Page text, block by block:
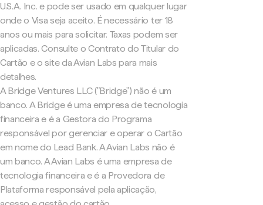
U.S.A. Inc. e pode ser usado em qualquer lugar
onde o Visa seja aceito. É necessário ter 18
anos ou mais para solicitar. Taxas podem ser
aplicadas. Consulte o Contrato do Titular do
Cartão e o site da Avian Labs para mais
detalhes.
A Bridge Ventures LLC ("Bridge") não é um
banco. A Bridge é uma empresa de tecnologia
financeira e é a Gestora do Programa
responsável por gerenciar e operar o Cartão
em nome do Lead Bank. A Avian Labs não é
um banco. A Avian Labs é uma empresa de
tecnologia financeira e é a Provedora de
Plataforma responsável pela aplicação,